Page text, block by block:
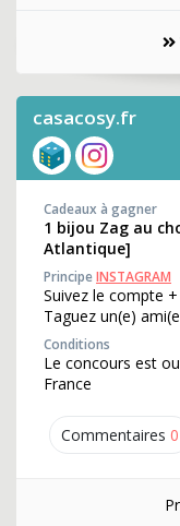
casacosy.fr
Commentaires 0
Cadeaux à gagner
1 bijou Zag au
Atlantique]
PrincipeINSTAGRAM
Suivez le compte
Taguez un(e)
Conditions
Le concours est
France